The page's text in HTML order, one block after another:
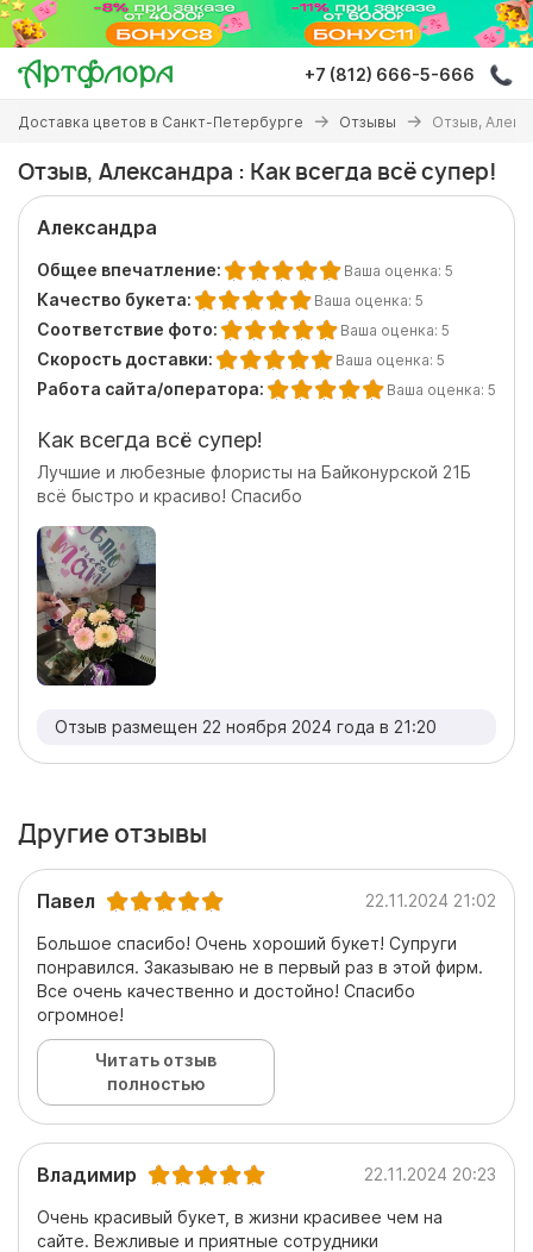
Перейти
основному
содержанию
+7 (812) 666-5-666
Вы
здесь
Доставка цветов в Санкт-Петербурге Отзывы Отзыв,
Отзыв, Александра : Как всегда всё супер!
Александра
Общее впечатление: Ваша оценка: 5
Качество букета: Ваша оценка: 5
Соответствие фото: Ваша оценка: 5
Скорость доставки: Ваша оценка: 5
Работа сайта/оператора: Ваша оценка: 5
Как всегда всё супер!
Лучшие и любезные флористы на Байконурской 21Б
всё быстро и красиво! Спасибо
Отзыв размещен 22 ноября 2024 года в 21:20
Другие отзывы
Павел 22.11.2024 21:02
Большое спасибо! Очень хороший букет! Супруги
понравился. Заказываю не в первый раз в этой фирм.
Все очень качественно и достойно! Спасибо
огромное!
Читать отзыв
полностью
Владимир 22.11.2024 20:23
Очень красивый букет, в жизни красивее чем на
сайте. Вежливые и приятные сотрудники